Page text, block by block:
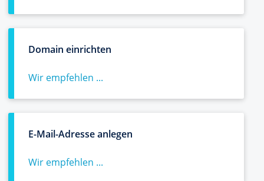
Domain einrichten
Wir empfehlen ...
E-Mail-Adresse anlegen
Wir empfehlen ...